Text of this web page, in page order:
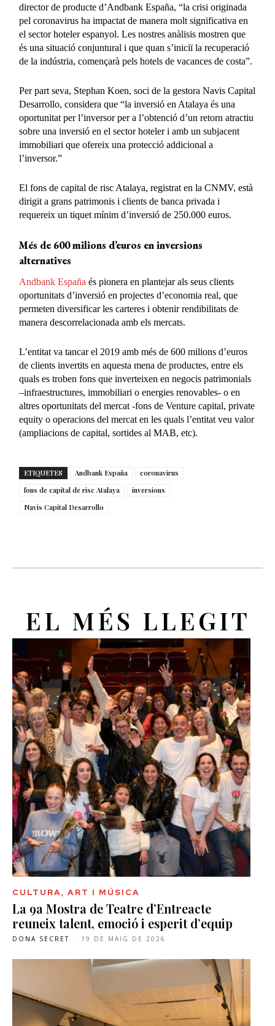
director de producte d’Andbank España, “la crisi originada
pel coronavirus ha impactat de manera molt significativa en
el sector hoteler espanyol. Les nostres anàlisis mostren que
és una situació conjuntural i que quan s’iniciï la recuperació
de la indústria, començarà pels hotels de vacances de costa”.
Per part seva, Stephan Koen, soci de la gestora Navis Capital
Desarrollo, considera que “la inversió en Atalaya és una
oportunitat per l’inversor per a l’obtenció d’un retorn atractiu
sobre una inversió en el sector hoteler i amb un subjacent
immobiliari que ofereix una protecció addicional a
l’inversor.”
El fons de capital de risc Atalaya, registrat en la CNMV, està
dirigit a grans patrimonis i clients de banca privada i
requereix un tiquet mínim d’inversió de 250.000 euros.
Més de 600 milions d’euros en inversions
alternatives
Andbank España és pionera en plantejar als seus clients
oportunitats d’inversió en projectes d’economia real, que
permeten diversificar les carteres i obtenir rendibilitats de
manera descorrelacionada amb els mercats.
L’entitat va tancar el 2019 amb més de 600 milions d’euros
de clients invertits en aquesta mena de productes, entre els
quals es troben fons que inverteixen en negocis patrimonials
–infraestructures, immobiliari o energies renovables- o en
altres oportunitats del mercat -fons de Venture capital, private
equity o operacions del mercat en les quals l’entitat veu valor
(ampliacions de capital, sortides al MAB, etc).
ETIQUETES Andbank España
coronavirus
fons de capital de risc Atalaya
inversions
Navis Capital Desarrollo
EL MÉS LLEGIT
CULTURA, ART I MÚSICA
La 9a Mostra de Teatre d’Entreacte
reuneix talent, emoció i esperit d’equip
DONA SECRET - 19 DE MAIG DE 2026